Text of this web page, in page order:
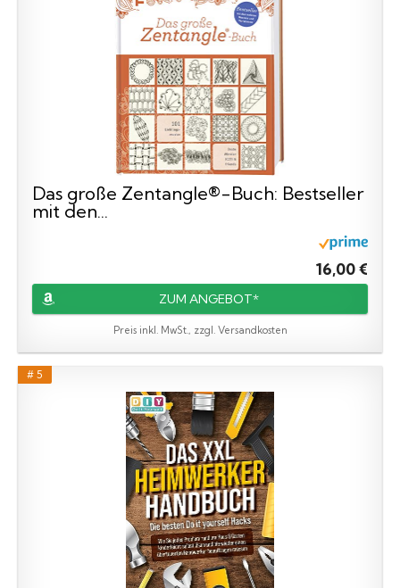
Das große Zentangle®-Buch: Bestseller
mit den...
16,00 €
ZUM ANGEBOT*
Preis inkl. MwSt., zzgl. Versandkosten
# 5